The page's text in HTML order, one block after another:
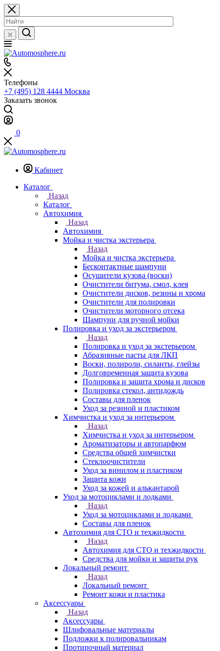
Телефоны
+7 (495) 128 4444 Москва
Заказать звонок
0
Кабинет
Каталог
Назад
Каталог
Автохимия
Назад
Автохимия
Мойка и чистка экстерьера
Назад
Мойка и чистка экстерьера
Бесконтактные шампуни
Осушители кузова (воски)
Очистители битума, смол, клея
Очистители дисков, резины и хрома
Очистители для полировки
Очистители моторного отсека
Шампуни для ручной мойки
Полировка и уход за экстерьером
Назад
Полировка и уход за экстерьером
Абразивные пасты для ЛКП
Воски, полироли, силанты, глейзы
Долговременная защита кузова
Полировка и защита хрома и дисков
Полировка стекол, антидождь
Составы для пленок
Уход за резиной и пластиком
Химчистка и уход за интерьером
Назад
Химчистка и уход за интерьером
Ароматизаторы и автопарфюм
Средства общей химчистки
Стеклоочистители
Уход за винилом и пластиком
Защита кожи
Уход за кожей и алькантарой
Уход за мотоциклами и лодками
Назад
Уход за мотоциклами и лодками
Составы для пленок
Автохимия для СТО и техжидкости
Назад
Автохимия для СТО и техжидкости
Средства для мойки и защиты рук
Локальный ремонт
Назад
Локальный ремонт
Ремонт кожи и пластика
Аксессуары
Назад
Аксессуары
Шлифовальные материалы
Подложки к полировальникам
Протирочный материал